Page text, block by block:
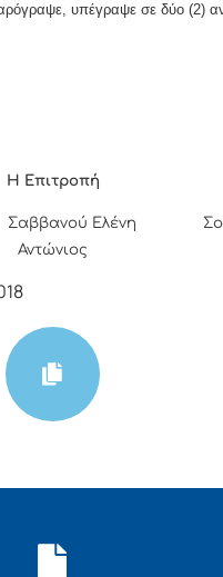
υπέγραψε σε δύο (2)
Η Επιτροπή
Ελένη
Αντώνιος